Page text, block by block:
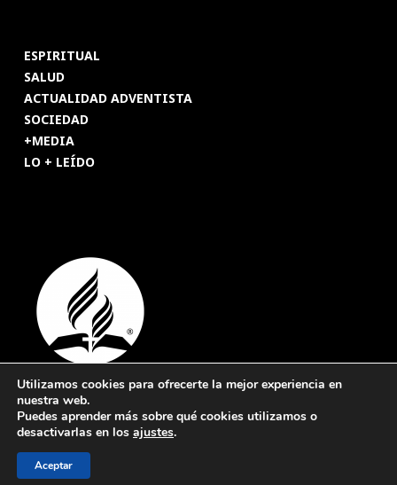
ESPIRITUAL
SALUD
ACTUALIDAD ADVENTISTA
SOCIEDAD
+MEDIA
LO + LEÍDO
© 2026 Revista Adventista de España. UICASDE. Derechos
reservados.
Utilizamos cookies para ofrecerte la mejor experiencia en
nuestra web.
Puedes aprender más sobre qué cookies utilizamos o
desactivarlas en los ajustes.
Aceptar